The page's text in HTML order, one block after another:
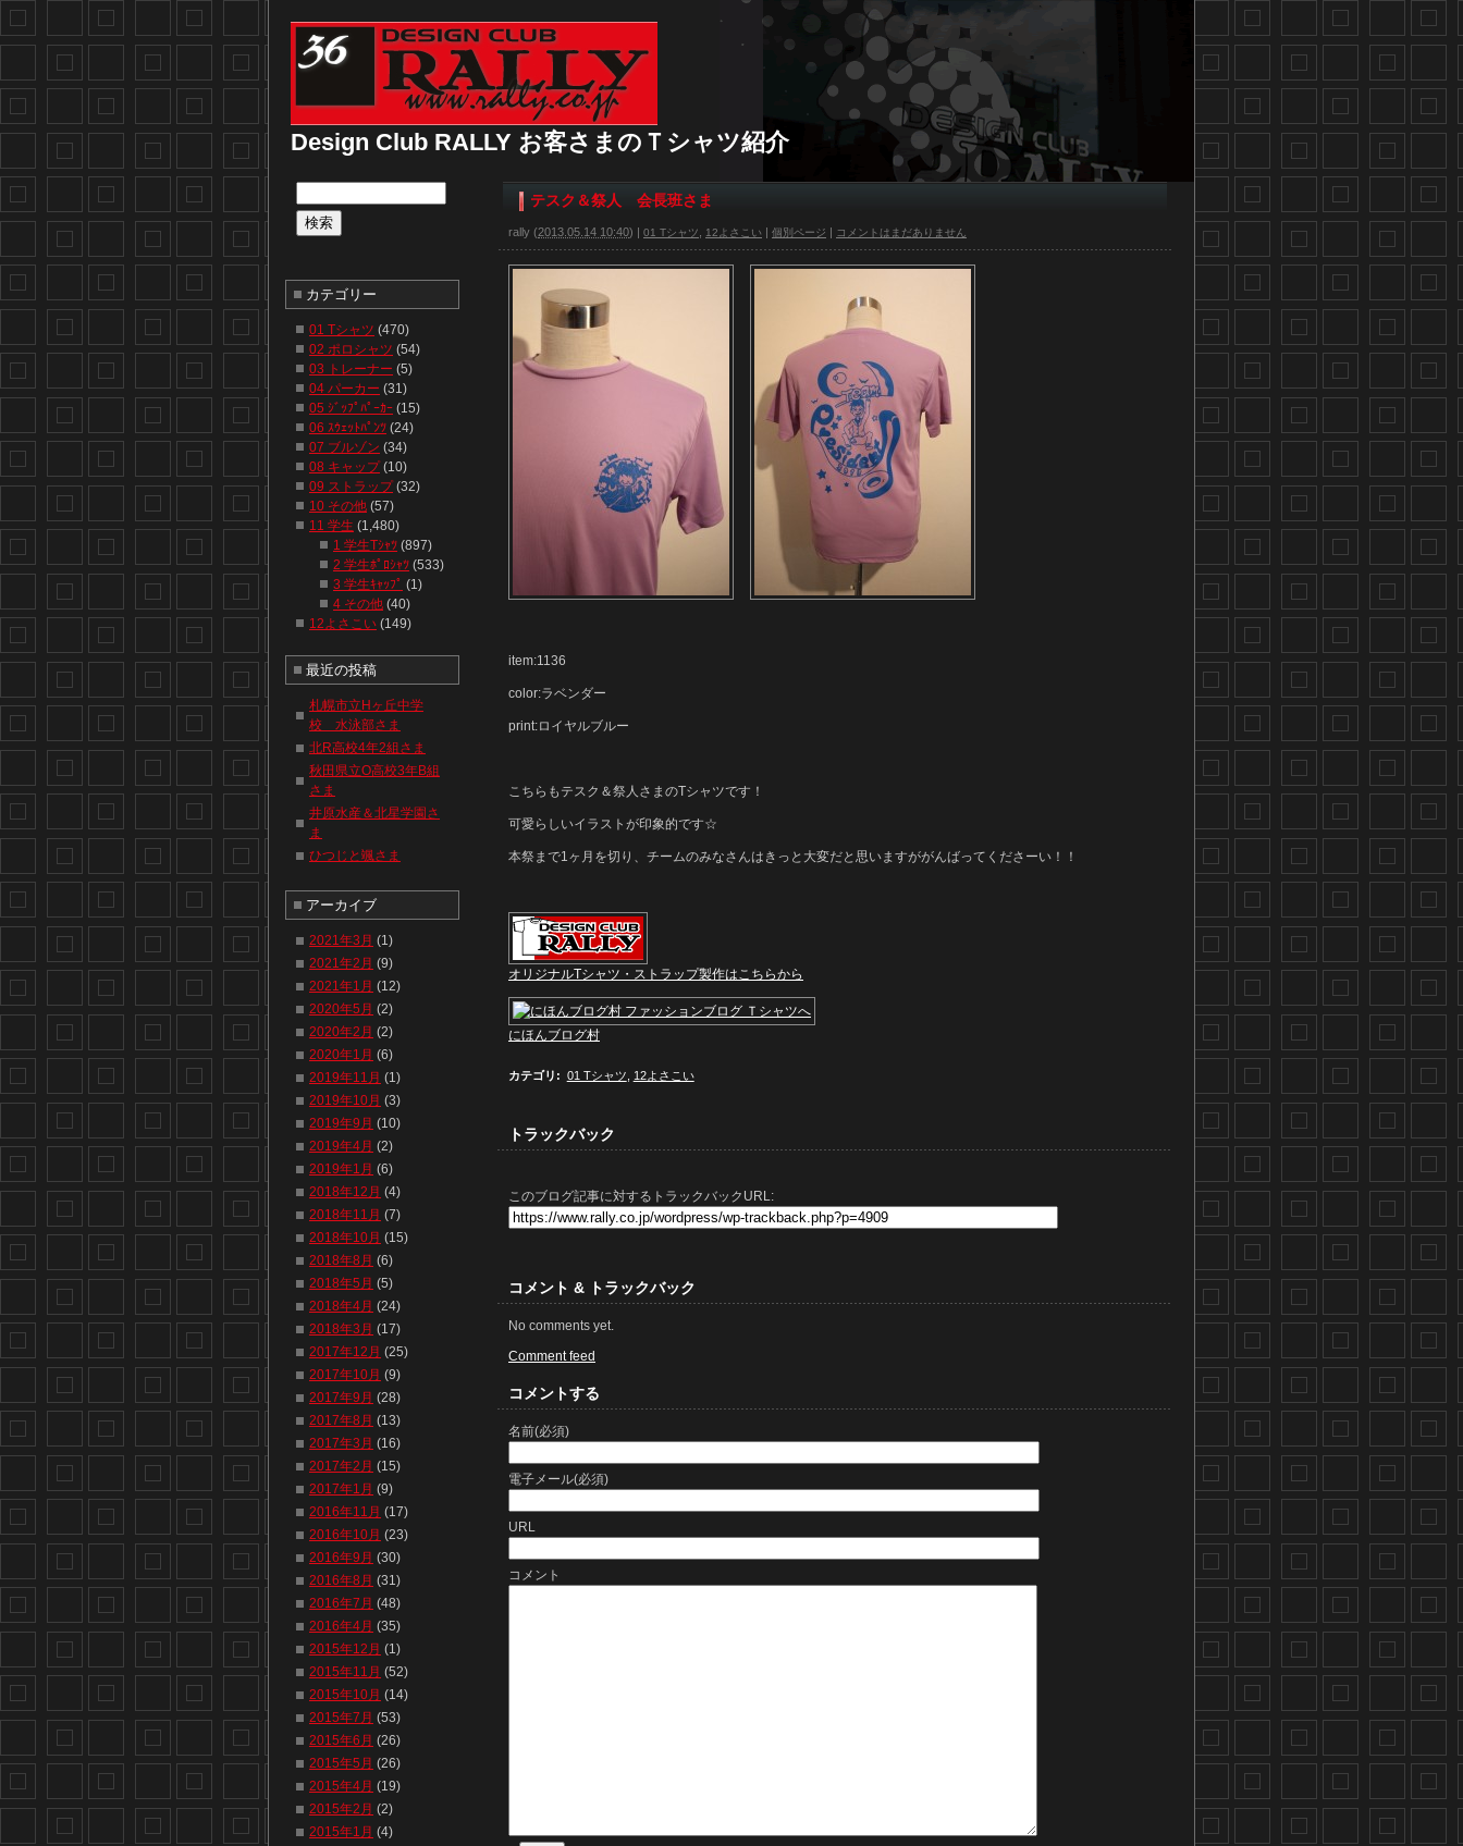
Design Club RALLY お客さまのＴシャツ紹介
テスク＆祭人 会長班さま
rally (2013.05.14 10:40) | 01 Tシャツ 12よさこい | 個別ページ | コメントはまだありません
item:1136
color:ラベンダー
print:ロイヤルブルー
こちらもテスク＆祭人さまのTシャツです！
可愛らしいイラストが印象的です☆
本祭まで1ヶ月を切り、チームのみなさんはきっと大変だと思いますががんばってくださーい！！
オリジナルTシャツ・ストラップ製作はこちらから
にほんブログ村
カテゴリ : 01 Tシャツ 12よさこい
トラックバック
このブログ記事に対するトラックバックURL:
コメント & トラックバック
No comments yet.
Comment feed
コメントする
名前(必須)
電子メール(必須)
URL
コメント
カテゴリー
01 Tシャツ (470)
02 ポロシャツ (54)
03 トレーナー (5)
04 パーカー (31)
05 ｼﾞｯﾌﾟﾊﾟｰｶｰ (15)
06 ｽｳｪｯﾄﾊﾟﾝﾂ (24)
07 ブルゾン (34)
08 キャップ(10)
09 ストラップ(32)
10 その他 (57)
11 学生 (1,480)
1 学生Tｼｬﾂ (897)
2 学生ﾎﾟﾛｼｬﾂ (533)
3 学生ｷｬｯﾌﾟ (1)
4 その他 (40)
12よさこい (149)
最近の投稿
札幌市立Hヶ丘中学
校 水泳部さま
北R高校4年2組さま
秋田県立O高校3年B組
さま
井原水産＆北星学園さ
ま
ひつじと颯さま
アーカイブ
2021年3月 (1)
2021年2月 (9)
2021年1月 (12)
2020年5月 (2)
2020年2月 (2)
2020年1月 (6)
2019年11月 (1)
2019年10月 (3)
2019年9月 (10)
2019年4月 (2)
2019年1月 (6)
2018年12月 (4)
2018年11月 (7)
2018年10月 (15)
2018年8月 (6)
2018年5月 (5)
2018年4月 (24)
2018年3月 (17)
2017年12月 (25)
2017年10月 (9)
2017年9月 (28)
2017年8月 (13)
2017年3月 (16)
2017年2月 (15)
2017年1月 (9)
2016年11月 (17)
2016年10月 (23)
2016年9月 (30)
2016年8月 (31)
2016年7月 (48)
2016年4月 (35)
2015年12月 (1)
2015年11月 (52)
2015年10月 (14)
2015年7月 (53)
2015年6月 (26)
2015年5月 (26)
2015年4月 (19)
2015年2月 (2)
2015年1月 (4)